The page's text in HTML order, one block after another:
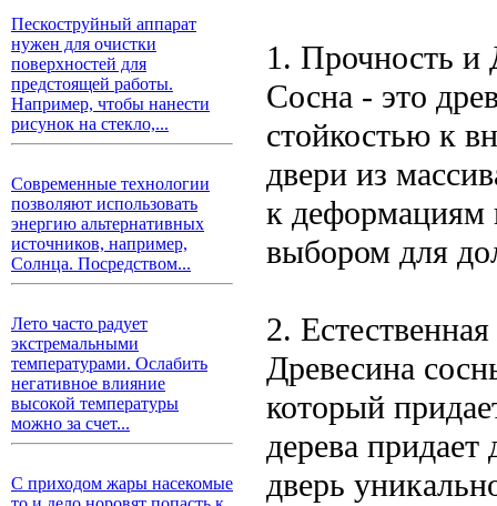
Пескоструйный аппарат
нужен для очистки
поверхностей для
предстоящей работы.
Например, чтобы нанести
рисунок на стекло,...
Современные технологии
позволяют использовать
энергию альтернативных
источников, например,
Солнца. Посредством...
Лето часто радует
экстремальными
температурами. Ослабить
негативное влияние
высокой температуры
можно за счет...
С приходом жары насекомые
1. Прочность и
Сосна - это
стойкостью к
двери из
к деформациям
выбором для
2.
Древесина
который
дерева
дверь